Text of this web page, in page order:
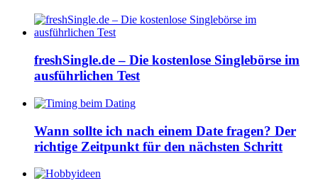
freshSingle.de – Die kostenlose Singlebörse im
ausführlichen Test
Wann sollte ich nach einem Date fragen? Der
richtige Zeitpunkt für den nächsten Schritt